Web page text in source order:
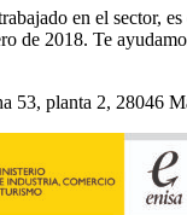
en el sector,
de 2018. Te
53, planta 2, 28046